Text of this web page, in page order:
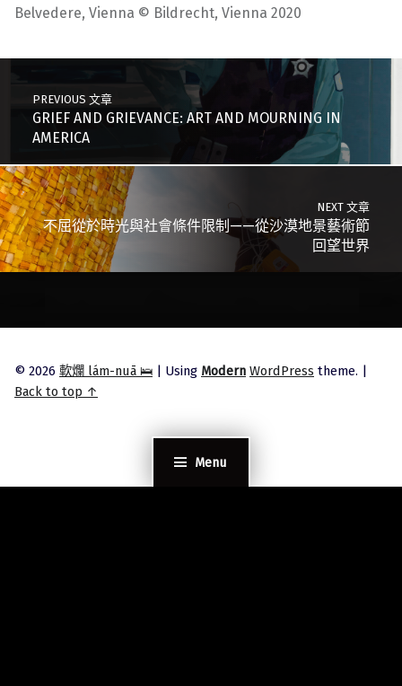
Menu
Belvedere, Vienna © Bildrecht, Vienna 2020
Post navigation
PREVIOUS 文章
GRIEF AND GRIEVANCE: ART AND MOURNING IN
AMERICA
NEXT 文章
不屈從於時光與社會條件限制——從沙漠地景藝術節
回望世界
© 2026 軟爛 lám-nuā 🛌 | Using Modern WordPress theme. |
Back to top ↑